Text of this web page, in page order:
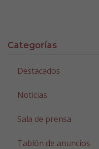
Categorías
Destacados
Noticias
Sala de prensa
Tablón de anuncios